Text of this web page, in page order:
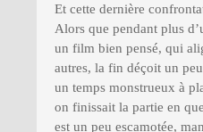
Et cette dernière
Alors que pendant plus
un film bien pensé, qui
autres, la fin déçoit un
un temps monstrueux à
on finissait la partie en
est un peu escamotée,